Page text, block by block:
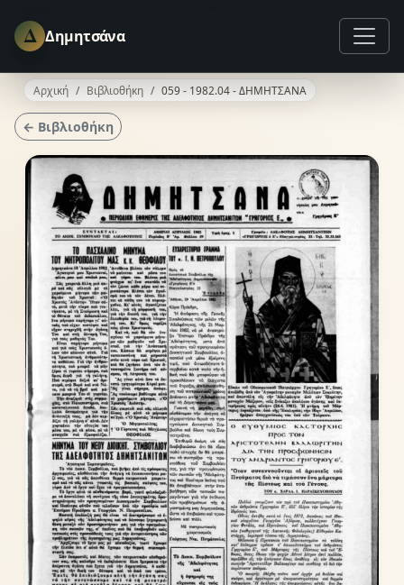
Δ Δημητσάνα
Αρχική Βιβλιοθήκη 059 - 1982.04 - ΔΗΜΗΤΣΑΝΑ
← Βιβλιοθήκη